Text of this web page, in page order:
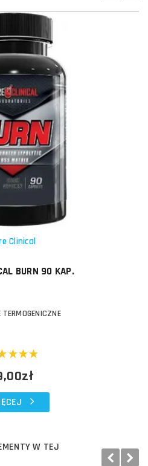
Clinical
BURN 90 KAP.
W TEJ